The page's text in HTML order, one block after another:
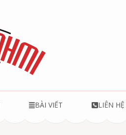
BÀI VIẾT LIÊN HỆ